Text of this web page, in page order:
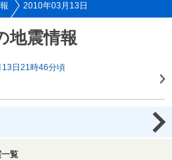
2010年03月13日
地震情報
日21時46分頃
覧